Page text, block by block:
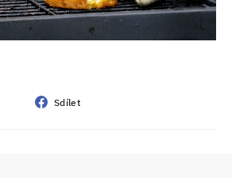
Sdílet